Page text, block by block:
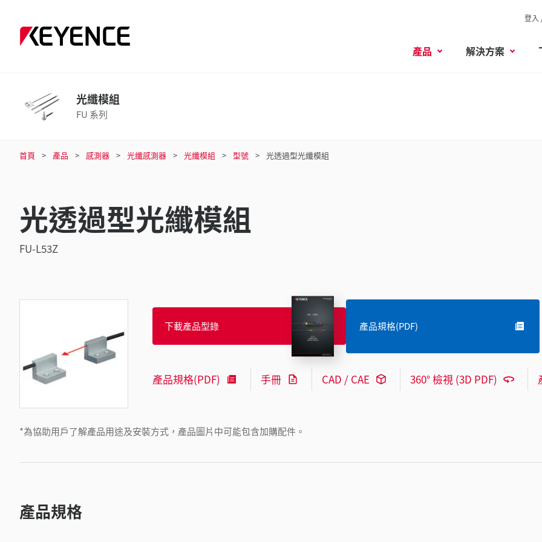
登入
產品 解決方案
光纖模組
FU 系列
首頁 產品 感測器 光纖感測器 光纖模組 型號 光透過型光纖模組
光透過型光纖模組
FU-L53Z
*為協助用戶了解產品用途及安裝方式，產品圖片中可能包含加購配件。
下載產品型錄 產品規格(PDF)
產品規格(PDF) 手冊 CAD / CAE 360° 檢視 (3D PDF)
產品規格